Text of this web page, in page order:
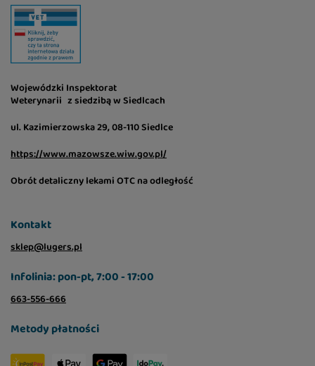
Wojewódzki Inspektorat
Weterynarii z siedzibą w Siedlcach
ul. Kazimierzowska 29, 08-110 Siedlce
https://www.mazowsze.wiw.gov.pl/
Obrót detaliczny lekami OTC na odległość
Kontakt
sklep@lugers.pl
Infolinia: pon-pt, 7:00 - 17:00
663-556-666
Metody płatności